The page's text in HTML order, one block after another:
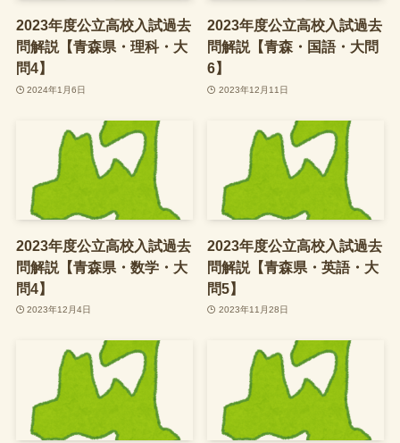
2023年度公立高校入試過去
問解説【青森県・理科・大
問4】
2024年1月6日
2023年度公立高校入試過去
問解説【青森・国語・大問
6】
2023年12月11日
2023年度公立高校入試過去
問解説【青森県・数学・大
問4】
2023年12月4日
2023年度公立高校入試過去
問解説【青森県・英語・大
問5】
2023年11月28日